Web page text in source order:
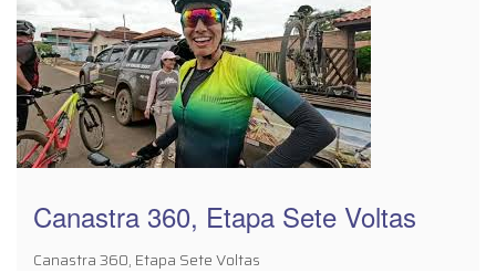
Canastra 360, Etapa Sete Voltas
Canastra 360, Etapa Sete Voltas